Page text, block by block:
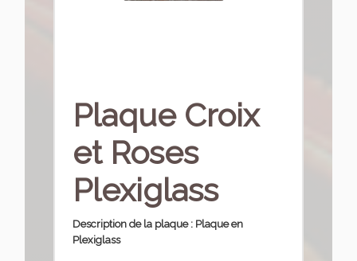
Plaque Croix
et Roses
Plexiglass
Description de la plaque : Plaque en
Plexiglass